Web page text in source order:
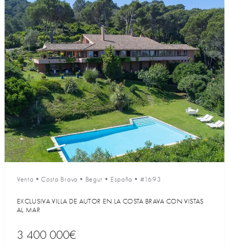
Venta •Costa Brava • Begur • España • #1693
EXCLUSIVA VILLA DE AUTOR EN LA COSTA BRAVA CON VISTAS
AL MAR
3 400 000€